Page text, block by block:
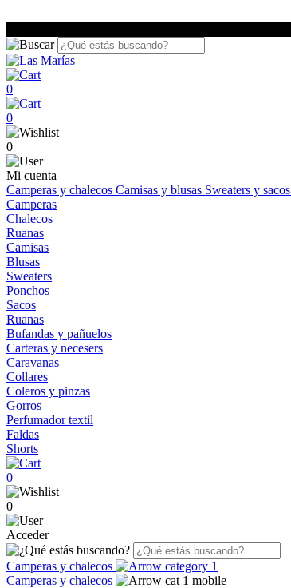
0
0
0
Mi cuenta
Camperas y chalecos Camisas y blusas Sweaters y sacos
Camperas
Chalecos
Ruanas
Camisas
Blusas
Sweaters
Ponchos
Sacos
Ruanas
Bufandas y pañuelos
Carteras y necesers
Caravanas
Collares
Coleros y pinzas
Gorros
Perfumador textil
Faldas
Shorts
0
0
Acceder
Camperas y chalecos
Camperas y chalecos